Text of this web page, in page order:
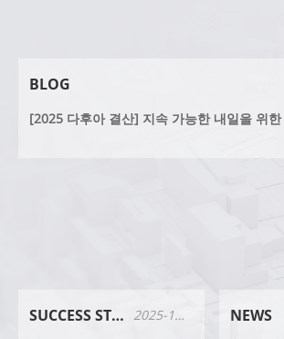
BLOG
[2025 다후아 결산] 지속 가능한 내일을 위
SUCCESS STORIES
2025-12-23
NEWS